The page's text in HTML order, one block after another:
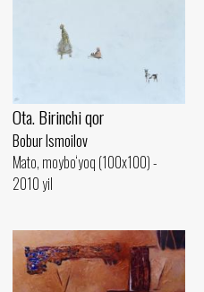
Ota. Birinchi qor
Bobur Ismoilov
Mato, moybo‘yoq (100x100) -
2010 yil